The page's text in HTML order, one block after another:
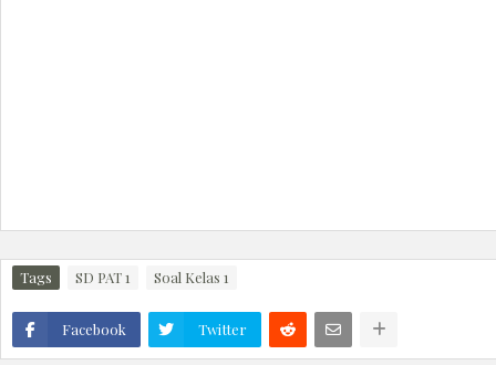
Tags SD PAT 1 Soal Kelas 1
Facebook Twitter